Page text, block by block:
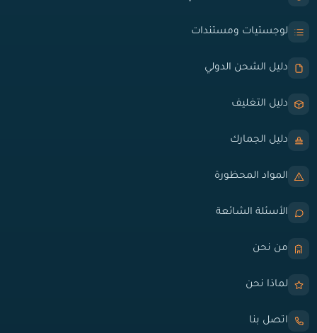
لوجستيات ومستندات
دليل الشحن الدولي
دليل التغليف
دليل الجمارك
المواد المحظورة
الأسئلة الشائعة
من نحن
لماذا نحن
اتصل بنا